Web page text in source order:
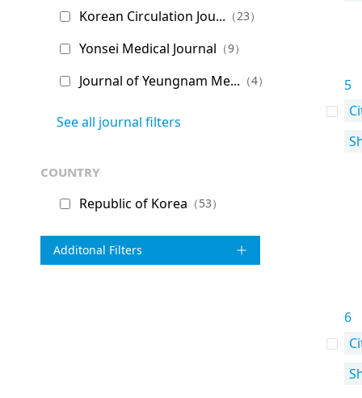
Korean Circulation Jou... （23）
Yonsei Medical Journal （9）
Journal of Yeungnam Me... （4）
See all journal filters
country
Republic of Korea （53）
Additonal Filters
5
6